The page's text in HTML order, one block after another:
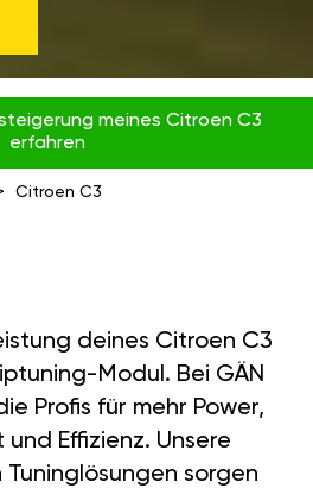
meines Citroen C3
erfahren
Citroen C3
deines Citroen C3
Modul. Bei GÄN
Profis für mehr Power,
und Effizienz. Unsere
sorgen